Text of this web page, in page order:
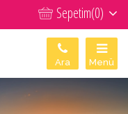
Sepetim(0)
Menü
Ara